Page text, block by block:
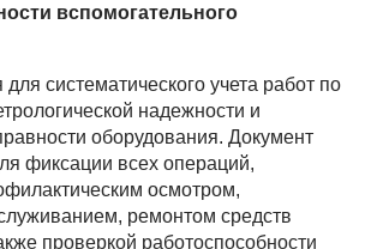
вспомогательного
систематического учета работ по
надежности и
оборудования. Документ
фиксации всех операций,
осмотром,
ремонтом средств
проверкой работоспособности